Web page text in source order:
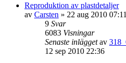
Reproduktion av plastdetaljer
av Carsten » 22 aug 2010 07:11
9 Svar
6083 Visningar
Senaste inläggetav
12 sep 2010 22:36